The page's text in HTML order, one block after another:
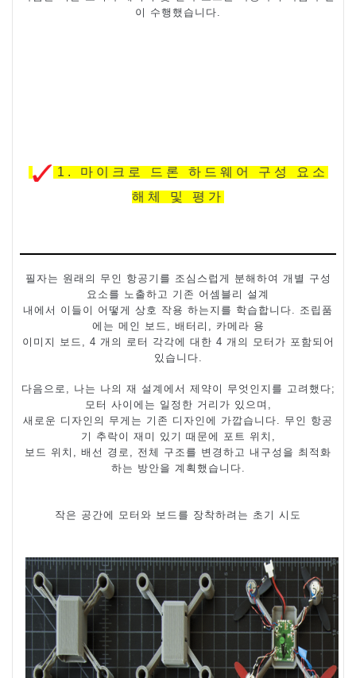
이 수행했습니다.
1. 마이크로 드론 하드웨어 구성 요소
해체 및 평가
필자는 원래의 무인 항공기를 조심스럽게 분해하여 개별 구성
요소를 노출하고 기존 어셈블리 설계
내에서 이들이 어떻게 상호 작용 하는지를 학습합니다
조립품
에는 메인 보드
배터리
카메라 용
이미지 보드
, 4 개의 로터 각각에 대한 4 개의 모터가 포함되어
있습니다
다음으로 나는 나의 재 설계에서 제약이 무엇인지를 고려했다;
모터 사이에는 일정한 거리가 있으며
새로운 디자인의 무게는 기존 디자인에 가깝습니다
무인 항공
기 추락이 재미 있기 때문에 포트 위치
보드 위치
배선 경로
전체 구조를 변경하고 내구성을 최적화
하는 방안을 계획했습니다
작은 공간에 모터와 보드를 장착하려는 초기 시도